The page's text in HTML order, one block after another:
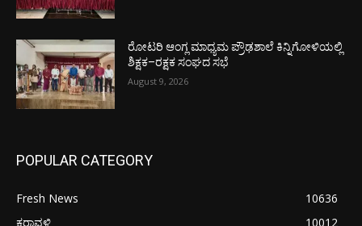
ರೋಟರಿ ಆಂಗ್ಲ ಮಾಧ್ಯಮ ಪ್ರೌಢಶಾಲೆ ಕಿನ್ನಿಗೋಳಿಯಲ್ಲಿ
ಶಿಕ್ಷಕ–ರಕ್ಷಕ ಸಂಘದ ಸಭೆ
August 9, 2026
POPULAR CATEGORY
Fresh News
10636
ಕರಾವಳಿ
10012